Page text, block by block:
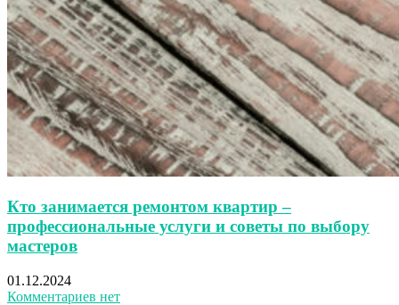
Кто занимается ремонтом квартир –
профессиональные услуги и советы по выбору
мастеров
01.12.2024
Комментариев нет